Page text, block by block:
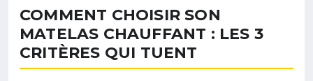
COMMENT CHOISIR SON
MATELAS CHAUFFANT : LES 3
CRITÈRES QUI TUENT